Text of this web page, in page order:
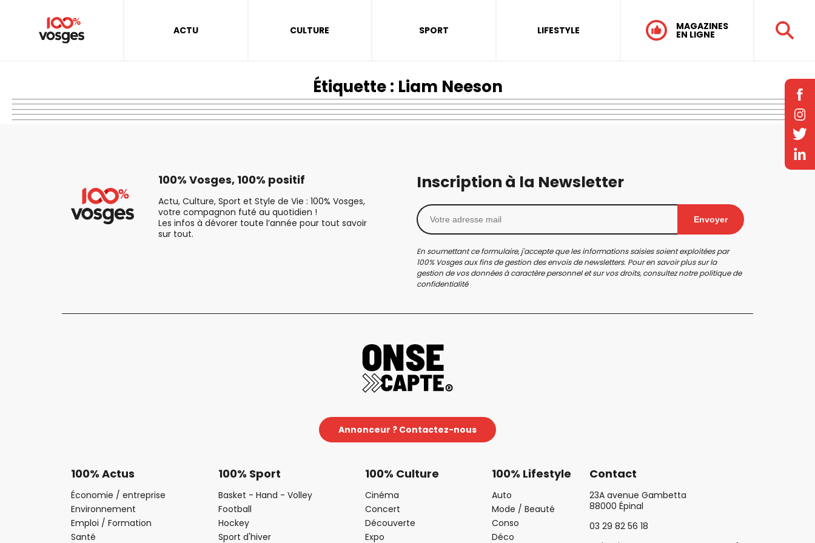
ACTU CULTURE SPORT LIFESTYLE MAGAZINES
EN LIGNE
Étiquette : Liam Neeson
100% Vosges, 100% positif
Actu, Culture, Sport et Style de Vie : 100% Vosges,
votre compagnon futé au quotidien !
Les infos à dévorer toute l’année pour tout savoir
sur tout.
Inscription à la Newsletter
Envoyer
En soumettant ce formulaire, j'accepte que les informations saisies soient exploitées par
100% Vosges aux fins de gestion des envois de newsletters. Pour en savoir plus sur la
gestion de vos données à caractère personnel et sur vos droits, consultez notrepolitique de
confidentialité
Annonceur ? Contactez-nous
100% Actus
Économie / entreprise
Environnement
Emploi / Formation
Santé
100% Sport
Basket - Hand - Volley
Football
Hockey
Sport d'hiver
100% Culture
Cinéma
Concert
Découverte
Expo
100% Lifestyle
Auto
Mode / Beauté
Conso
Déco
Contact
23A avenue Gambetta
88000 Épinal
03 29 82 56 18